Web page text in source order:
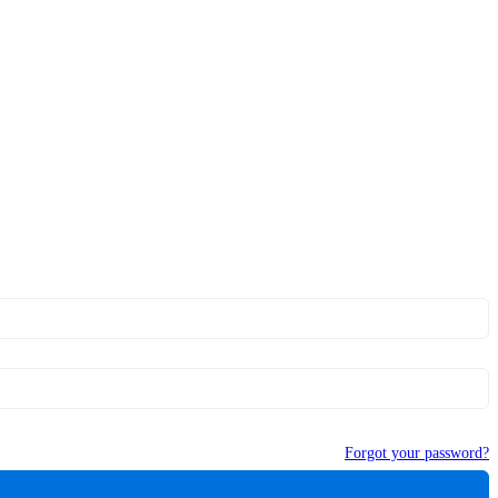
Forgot your password?